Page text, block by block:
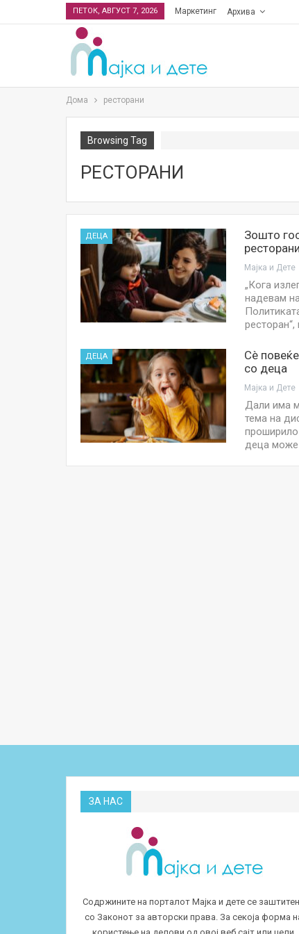
ПЕТОК, АВГУСТ 7, 2026 Маркетинг Архива
Дома ресторани
Browsing Tag
РЕСТОРАНИ
ДЕЦА
Зошто
Мајка и Дете
„Кога
надевам
ДЕЦА
Сè
со деца
Мајка и Дете
Дали има
тема на
деца може
ЗА НАС
Содржините на порталот Мајка и дете се
со Законот за авторски права. За секоја форма